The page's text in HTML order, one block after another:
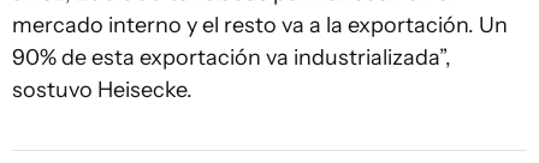
mercado interno y el resto va a la exportación. Un
90% de esta exportación va industrializada”,
sostuvo Heisecke.